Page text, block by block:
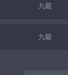
九龍
九龍